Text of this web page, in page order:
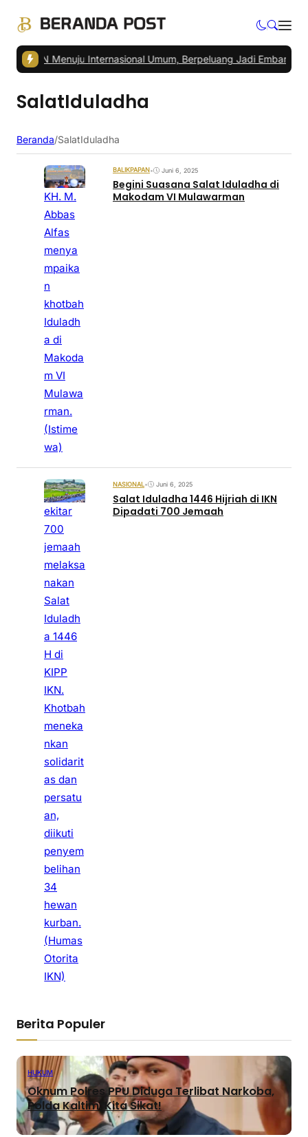
IKN Menuju Internasional Umum, Berpeluang Jadi Embarkasi Haji
SalatIduladha
Beranda/SalatIduladha
KH. M.
Abbas
Alfas
menya
mpaika
n
khotbah
Iduladh
a di
Makoda
m VI
Mulawa
rman.
(Istime
wa)
BALIKPAPAN• Juni 6, 2025
Begini Suasana Salat Iduladha di
Makodam VI Mulawarman
ekitar
700
jemaah
melaksa
nakan
Salat
Iduladh
a 1446
H di
KIPP
IKN.
Khotbah
meneka
nkan
solidarit
as dan
persatu
an,
diikuti
penyem
belihan
34
hewan
kurban.
(Humas
Otorita
IKN)
NASIONAL • Juni 6, 2025
Salat Iduladha 1446 Hijriah di IKN
Dipadati 700 Jemaah
Berita Populer
HUKUM
Oknum Polres PPU Diduga Terlibat Narkoba,
Polda Kaltim: Kita Sikat!